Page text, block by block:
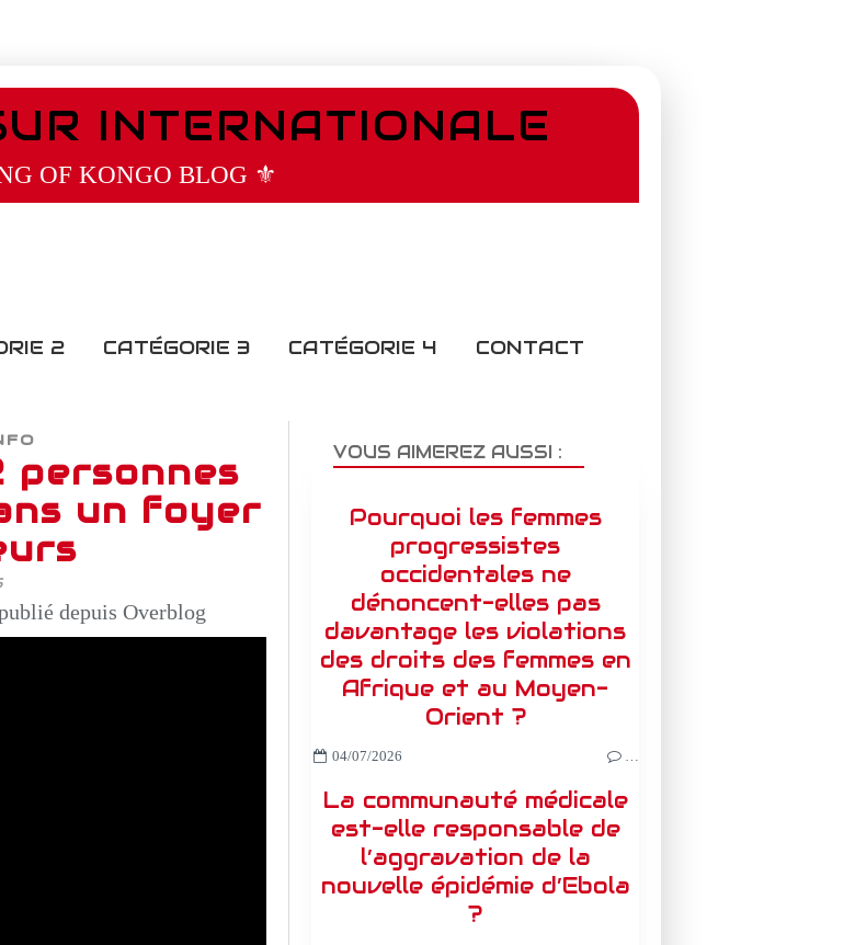
INTERNATIONALE
OF KONGO BLOG ⚜️
2 CATÉGORIE 3 CATÉGORIE 4 CONTACT
personnes
un foyer
depuis Overblog
VOUS AIMEREZ AUSSI :
Pourquoi les femmes
progressistes
occidentales ne
dénoncent-elles pas
davantage les violations
des droits des femmes en
Afrique et au Moyen-
Orient ?
04/07/2026 …
La communauté médicale
est-elle responsable de
l’aggravation de la
nouvelle épidémie d’Ebola
?